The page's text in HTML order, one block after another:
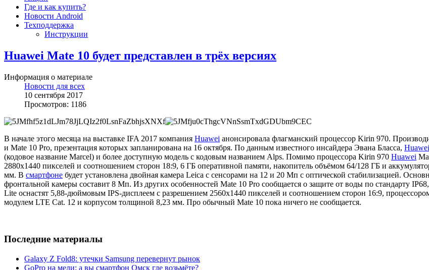
Где и как купить?
Новости Android
Техподдержка
Инструкции
Huawei Mate 10 будет представлен в трёх версиях
Информация о материале
Новости для всех
10 сентября 2017
Просмотров: 1186
В начале этого месяца на выставке IFA 2017 компания Huawei анонсировала флагманский процессор Kirin 970.
и Mate 10 Pro, презентация которых запланирована на 16 октября. По данным известного инсайдера Эвана Бласса, Huawei
(кодовое название Marcel) и более доступную модель с кодовым названием Alps. Помимо процессора Kirin 970 Huawei
2880х1440 пикселей и соотношением сторон 18:9, 6 ГБ оперативной памяти, накопитель объёмом 64/128 ГБ и
мм. В смартфоне будет установлена двойная камера Leica с сенсорами на 12 и 20 Мп с оптической стабилизацией.
фронтальной камеры составит 8 Мп. Из других особенностей Mate 10 Pro сообщается о защите от воды по стандарту
Lite оснастят 5,88-дюймовым IPS-дисплеем с разрешением 2560х1440 пикселей и соотношением сторон 16:9,
модулем LTE Cat. 12 и корпусом толщиной 8,23 мм. Про обычный Mate 10 пока ничего не сообщается.
Последние материалы
Galaxy Z Fold8: утечки Samsung перевернут рынок
GoPro на мели: а вы смартфон Омск где возьмёте?